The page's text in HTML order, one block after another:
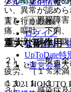
１）． 胃腸障害
痛、嘔吐、下痢
道逆流性疾患、腹
２）． 一般・全
疲労、（１％未満
３）． 感染症及
い、異常が認め
置を行うこと。
重大な副作用
１１．１． 重大
１１．１．１．
新規登録
ログイン
監修医師一
UpToDate特
運営会社
© 2021 HOKUTO